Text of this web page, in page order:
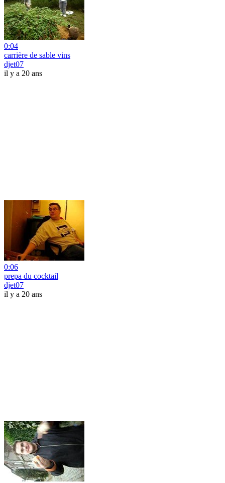
0:04
carrière de sable vins
djet07
il y a 20 ans
0:06
prepa du cocktail
djet07
il y a 20 ans